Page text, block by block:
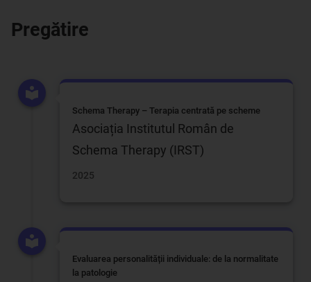
Pregătire
Schema Therapy – Terapia centrată pe scheme
Asociația Institutul Român de
Schema Therapy (IRST)
2025
Evaluarea personalității individuale: de la normalitate
la patologie